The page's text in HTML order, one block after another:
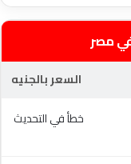
مصر
السعر بالجنيه
خطأ في التحديث